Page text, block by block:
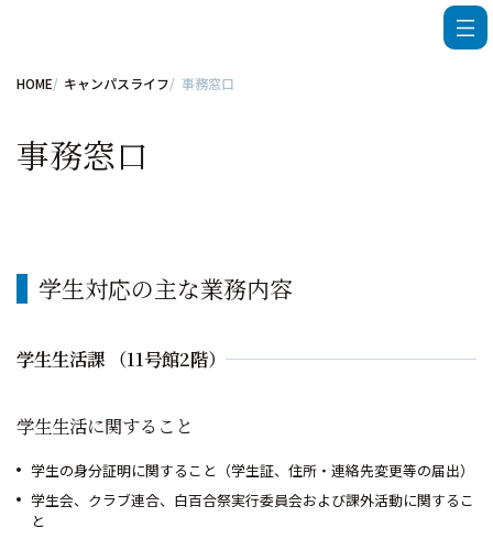
HOME キャンパスライフ 事務窓口
事務窓口
学生対応の主な業務内容
学生生活課 （11号館2階）
学生生活に関すること
学生の身分証明に関すること（学生証、住所・連絡先変更等の届出）
学生会、クラブ連合、白百合祭実行委員会および課外活動に関するこ
と